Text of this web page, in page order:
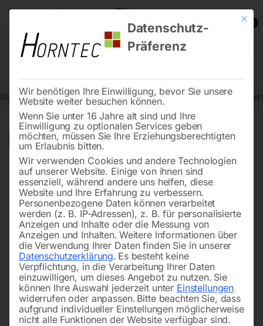
0
Start Reinigungstechnik Wasserschlauchaufroller Autom.
18%
Mit
Datenschutz-
Präferenz
Wir benötigen Ihre Einwilligung, bevor Sie unsere
Website weiter besuchen können.
Wenn Sie unter 16 Jahre alt sind und Ihre
Einwilligung zu optionalen Services geben
möchten, müssen Sie Ihre Erziehungsberechtigten
um Erlaubnis bitten.
Wir verwenden Cookies und andere Technologien
auf unserer Website. Einige von ihnen sind
essenziell, während andere uns helfen, diese
Website und Ihre Erfahrung zu verbessern.
Personenbezogene Daten können verarbeitet
werden (z. B. IP-Adressen), z. B. für personalisierte
Anzeigen und Inhalte oder die Messung von
Anzeigen und Inhalten. Weitere Informationen über
die Verwendung Ihrer Daten finden Sie in unserer
Datenschutzerklärung. Es besteht keine
Verpflichtung, in die Verarbeitung Ihrer Daten
einzuwilligen, um dieses Angebot zu nutzen. Sie
können Ihre Auswahl jederzeit unter Einstellungen
widerrufen oder anpassen. Bitte beachten Sie, dass
aufgrund individueller Einstellungen möglicherweise
nicht alle Funktionen der Website verfügbar sind.